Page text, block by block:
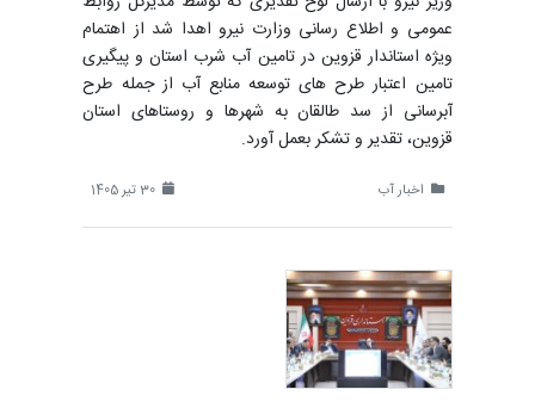
عمومی و اطلاع رسانی وزارت نیرو اهدا شد از اهتمام
ویژه استاندار قزوین در تامین آب شرب استان و پیگیری
تامین اعتبار طرح های توسعه منابع آب از جمله طرح
آبرسانی از سد طالقان به شهرها و روستاهای استان
قزوین، تقدیر و تشکر بعمل آورد.
اخبار آب